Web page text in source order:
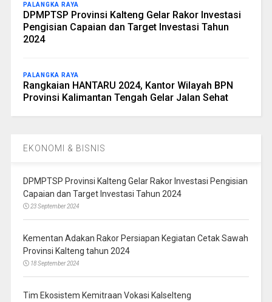
PALANGKA RAYA
DPMPTSP Provinsi Kalteng Gelar Rakor Investasi
Pengisian Capaian dan Target Investasi Tahun
2024
PALANGKA RAYA
Rangkaian HANTARU 2024, Kantor Wilayah BPN
Provinsi Kalimantan Tengah Gelar Jalan Sehat
EKONOMI & BISNIS
DPMPTSP Provinsi Kalteng Gelar Rakor Investasi Pengisian
Capaian dan Target Investasi Tahun 2024
23 September 2024
Kementan Adakan Rakor Persiapan Kegiatan Cetak Sawah
Provinsi Kalteng tahun 2024
18 September 2024
Tim Ekosistem Kemitraan Vokasi Kalselteng